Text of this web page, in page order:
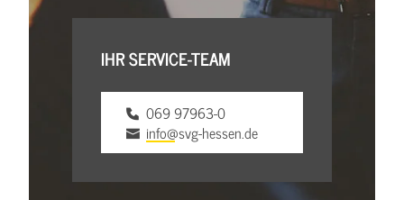
IHR SERVICE-TEAM
069 97963-0
info@svg-hessen.de